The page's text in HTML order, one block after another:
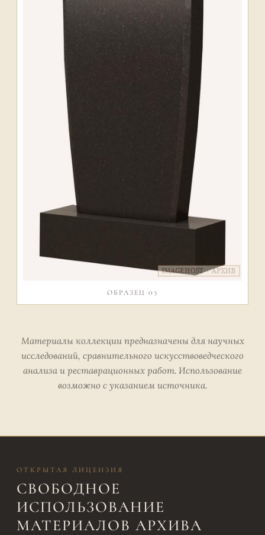
ОБРАЗЕЦ 03
Материалы коллекции предназначены для научных
исследований, сравнительного искусствоведческого
анализа и реставрационных работ. Использование
возможно с указанием источника.
ОТКРЫТАЯ ЛИЦЕНЗИЯ
СВОБОДНОЕ
ИСПОЛЬЗОВАНИЕ
МАТЕРИАЛОВ АРХИВА